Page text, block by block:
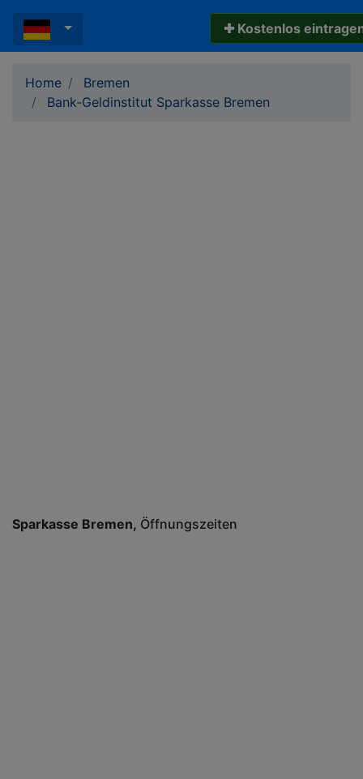
✚ Kostenlos
Home
Bremen
Bank-Geldinstitut Sparkasse Bremen
Sparkasse Bremen Öffnungszeiten